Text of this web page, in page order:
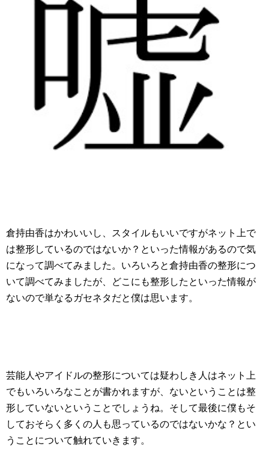
倉持由香はかわいいし、スタイルもいいですがネット上で
は整形しているのではないか？といった情報があるので気
になって調べてみました。いろいろと倉持由香の整形につ
いて調べてみましたが、どこにも整形したといった情報が
ないので単なるガセネタだと僕は思います。
芸能人やアイドルの整形については疑わしき人はネット上
でもいろいろなことが書かれますが、ないということは整
形していないということでしょうね。そして最後に僕もそ
しておそらく多くの人も思っているのではないかな？とい
うことについて触れていきます。